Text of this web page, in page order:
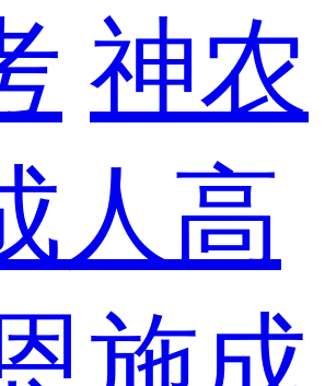
神农
人高